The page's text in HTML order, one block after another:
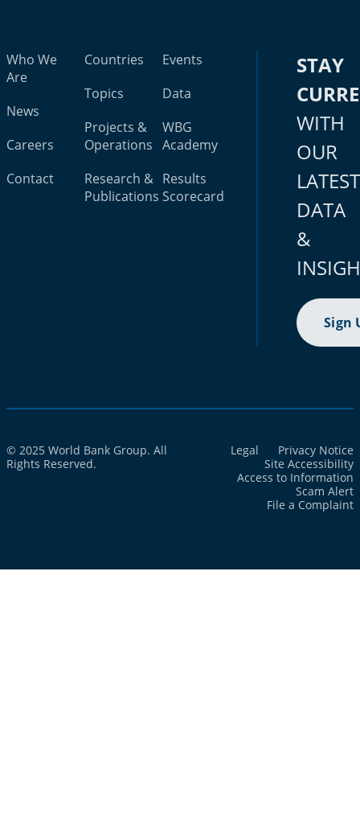
Who We
Are
News
Careers
Contact
Countries
Topics
Projects &
Operations
Research &
Publications
Events
Data
WBG
Academy
Results
Scorecard
STAY
WITH
OUR
LATEST
DATA
&
Sign
© 2025 World Bank Group. All
Rights Reserved.
Legal
Privacy Notice
Site Accessibility
Access to Information
Scam Alert
File a Complaint